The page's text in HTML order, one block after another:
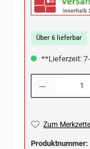
Über 6 lieferbar
**Lieferzeit:
Produkt Anzahl:
Zum
Produktnummer: